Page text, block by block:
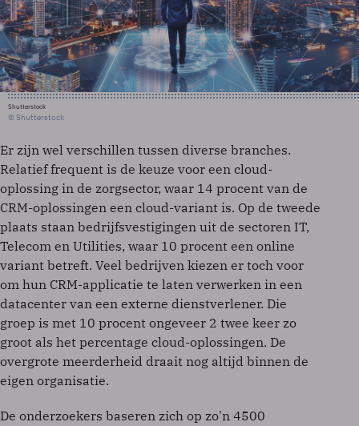
Shutterstock
© Shutterstock
Er zijn wel verschillen tussen diverse branches.
Relatief frequent is de keuze voor een cloud-
oplossing in de zorgsector, waar 14 procent van de
CRM-oplossingen een cloud-variant is. Op de tweede
plaats staan bedrijfsvestigingen uit de sectoren IT,
Telecom en Utilities, waar 10 procent een online
variant betreft. Veel bedrijven kiezen er toch voor
om hun CRM-applicatie te laten verwerken in een
datacenter van een externe dienstverlener. Die
groep is met 10 procent ongeveer 2 twee keer zo
groot als het percentage cloud-oplossingen. De
overgrote meerderheid draait nog altijd binnen de
eigen organisatie.
De onderzoekers baseren zich op zo'n 4500